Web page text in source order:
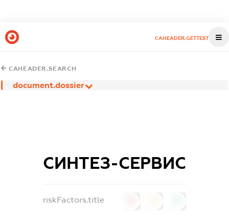
CAHEADER.GETTEST
CAHEADER.SEARCH
document.dossier
СИНТЕЗ-СЕРВИС
riskFactors.title